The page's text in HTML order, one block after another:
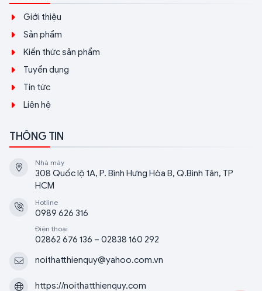
Giới thiệu
Sản phẩm
Kiến thức sản phẩm
Tuyển dụng
Tin tức
Liên hệ
THÔNG TIN
Nhà máy
308 Quốc lộ 1A, P. Bình Hưng Hòa B, Q.Bình Tân, TP
HCM
Hotline
0989 626 316
Điện thoại
02862 676 136 – 02838 160 292
noithatthienquy@yahoo.com.vn
https://noithatthienquy.com